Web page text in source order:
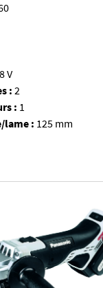
V
: 2
: 1
lame : 125 mm